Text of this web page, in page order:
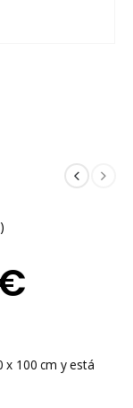
x 100 cm y está